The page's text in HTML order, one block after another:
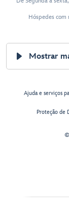
Hóspedes com
Mostrar
Ajuda e serviços
Proteção de
©